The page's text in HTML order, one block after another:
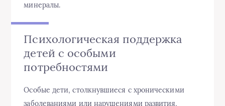
минералы.
Психологическая поддержка
детей с особыми
потребностями
Особые дети, столкнувшиеся с хроническими
заболеваниями или нарушениями развития,